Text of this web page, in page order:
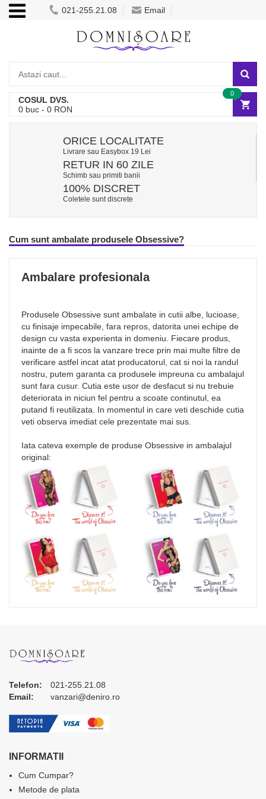
021-255.21.08 Email
COSUL DVS.
0 buc - 0 RON
0
ORICE LOCALITATE
Livrare sau Easybox 19 Lei
RETUR IN 60 ZILE
Schimb sau primiti banii
100% DISCRET
Coletele sunt discrete
Cum sunt ambalate produsele Obsessive?
Ambalare profesionala
Produsele Obsessive sunt ambalate in cutii albe, lucioase,
cu finisaje impecabile, fara repros, datorita unei echipe de
design cu vasta experienta in domeniu. Fiecare produs,
inainte de a fi scos la vanzare trece prin mai multe filtre de
verificare astfel incat atat producatorul, cat si noi la randul
nostru, putem garanta ca produsele impreuna cu ambalajul
sunt fara cusur. Cutia este usor de desfacut si nu trebuie
deteriorata in niciun fel pentru a scoate continutul, ea
putand fi reutilizata. In momentul in care veti deschide cutia
veti observa imediat cele prezentate mai sus.
Iata cateva exemple de produse Obsessive in ambalajul
original:
Telefon:
021-255.21.08
Email:
vanzari@deniro.ro
INFORMATII
Cum Cumpar?
Metode de plata